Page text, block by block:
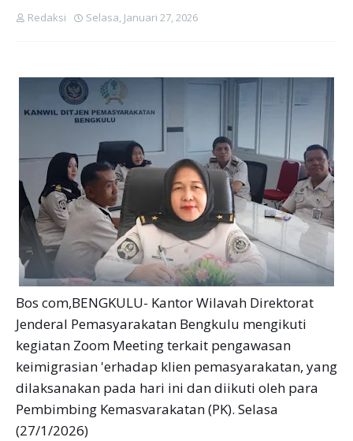
Redaksi Selasa, Januari 27, 2026
Bos com,BENGKULU- Kantor Wilavah Direktorat
Jenderal Pemasyarakatan Bengkulu mengikuti
kegiatan Zoom Meeting terkait pengawasan
keimigrasian 'erhadap klien pemasyarakatan, yang
dilaksanakan pada hari ini dan diikuti oleh para
Pembimbing Kemasvarakatan (PK). Selasa
(27/1/2026)